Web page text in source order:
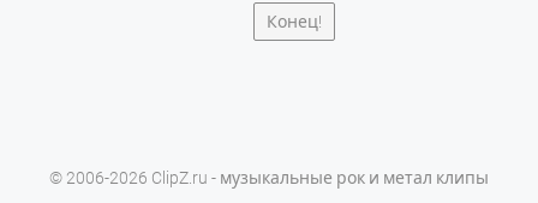
Конец!
© 2006-2026 ClipZ.ru - музыкальные рок и метал клипы